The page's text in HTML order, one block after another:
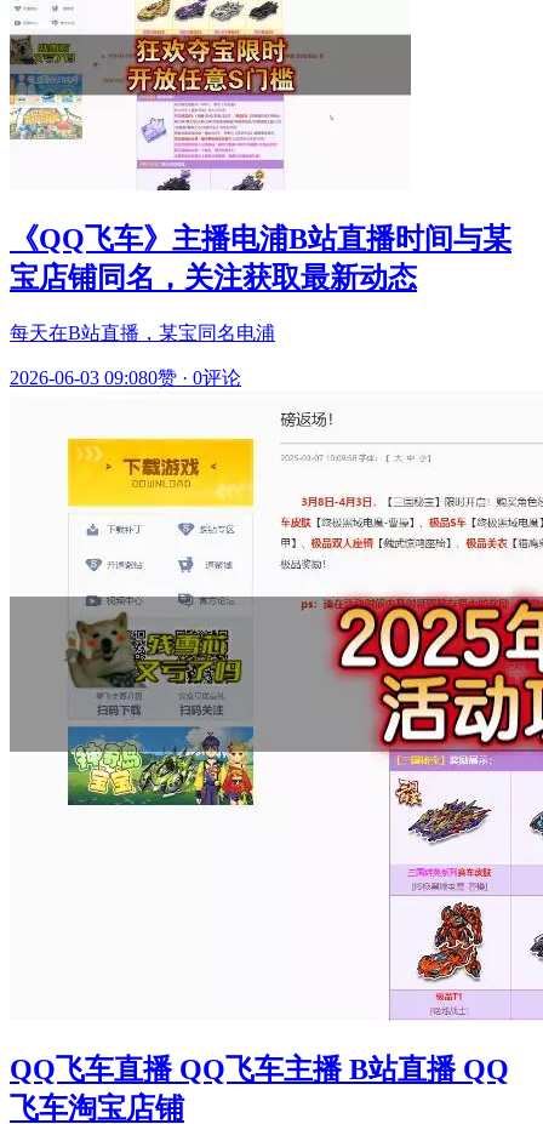
《QQ飞车》主播电浦B站直播时间与某
宝店铺同名，关注获取最新动态
每天在B站直播，某宝同名电浦
2026-06-03 09:080赞 · 0评论
QQ飞车直播 QQ飞车主播 B站直播 QQ
飞车淘宝店铺